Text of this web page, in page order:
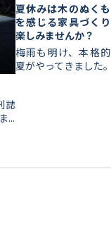
誌
...
夏休みは木のぬく
を感じる家具づく
楽しみませんか？
梅雨も明け、本格
夏がやってきました